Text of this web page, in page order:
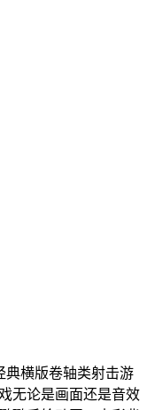
典横版卷轴类射击游
无论是画面还是音效